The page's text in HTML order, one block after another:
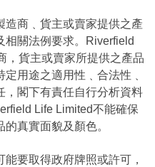
造商﹑貨主或賣家提供之產
相關法例要求。Riverfield
，貨主或賣家所提供之產品
用途之適用性﹑合法性﹑
，閣下有責任自行分析資料
Life Limited不能確保
真實面貌及顏色。
要取得政府牌照或許可，